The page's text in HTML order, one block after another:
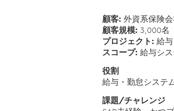
顧客: 外資系保険
顧客規模: 3,000名
プロジェクト: 給
スコープ: 給与シ
役割
給与・勤怠システ
課題/チャレンジ